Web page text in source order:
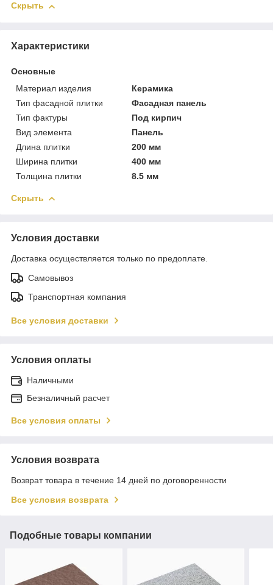
Скрыть
Характеристики
Основные
Материал изделия
Керамика
Тип фасадной плитки
Фасадная панель
Тип фактуры
Под кирпич
Вид элемента
Панель
Длина плитки
200 мм
Ширина плитки
400 мм
Толщина плитки
8.5 мм
Скрыть
Условия доставки
Доставка осуществляется только по предоплате.
Самовывоз
Транспортная компания
Все условия доставки
Условия оплаты
Наличными
Безналичный расчет
Все условия оплаты
Условия возврата
Возврат товара в течение 14 дней по договоренности
Все условия возврата
Подобные товары компании